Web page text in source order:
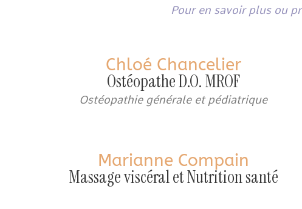
Pour en savoir plus ou
Chloé Chancelier
Ostéopathe D.O. MROF
Ostéopathie générale et pédiatrique
Marianne Compain
Massage viscéral et Nutrition santé